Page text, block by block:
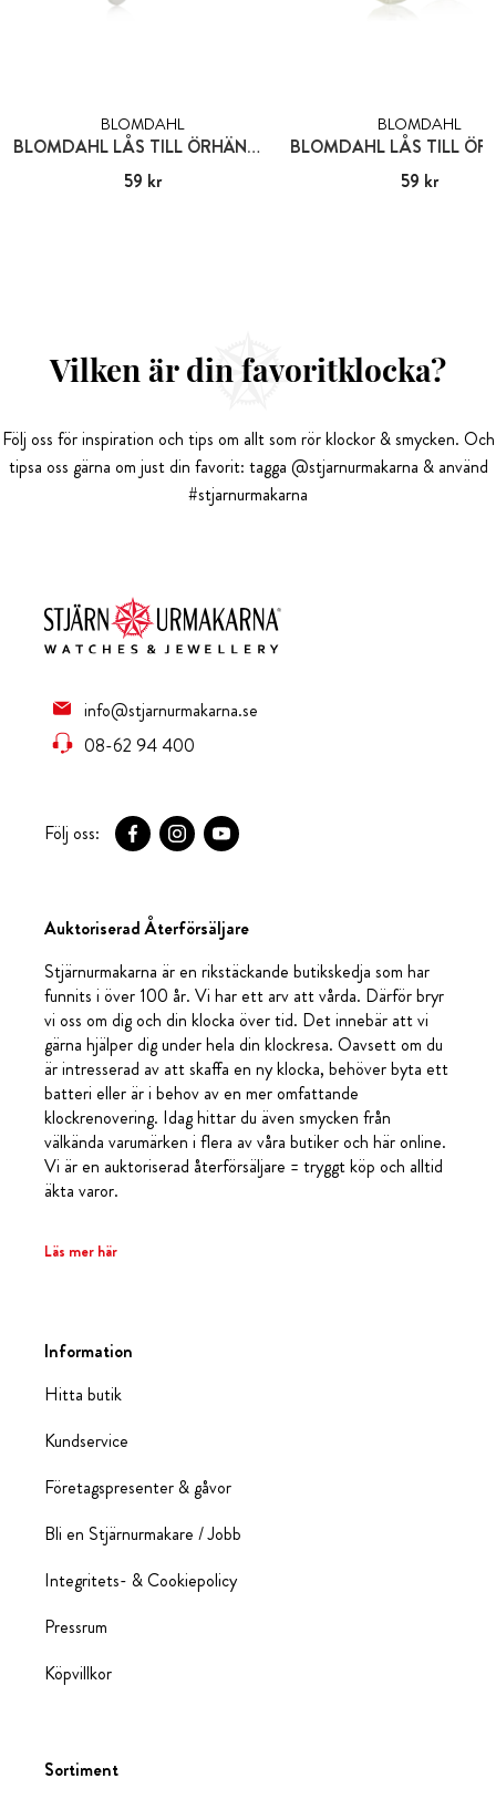
BLOMDAHL
BLOMDAHL LÅS TILL ÖRHÄNGEN PLAST
Pris: 59 kr
59 kr
BLOMDAHL
Pris: 59 kr
59 kr
Vilken är din favoritklocka?
Följ oss för inspiration och tips om allt som rör klockor & smycken. Och
tipsa oss gärna om just din favorit: tagga @stjarnurmakarna & använd
#stjarnurmakarna
info@stjarnurmakarna.se
08-62 94 400
Följ oss:
Auktoriserad Återförsäljare
Stjärnurmakarna är en rikstäckande butikskedja som har
funnits i över 100 år. Vi har ett arv att vårda. Därför bryr
vi oss om dig och din klocka över tid. Det innebär att vi
gärna hjälper dig under hela din klockresa. Oavsett om du
är intresserad av att skaffa en ny klocka, behöver byta ett
batteri eller är i behov av en mer omfattande
klockrenovering. Idag hittar du även smycken från
välkända varumärken i flera av våra butiker och här online.
Vi är en auktoriserad återförsäljare = tryggt köp och alltid
äkta varor.
Läs mer här
Information
Hitta butik
Kundservice
Företagspresenter & gåvor
Bli en Stjärnurmakare / Jobb
Integritets- & Cookiepolicy
Pressrum
Köpvillkor
Sortiment